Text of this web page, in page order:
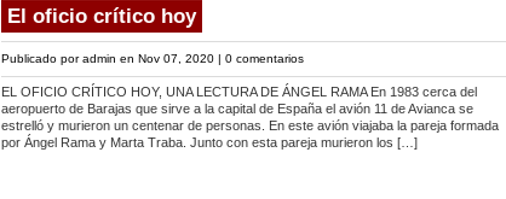
El oficio crítico hoy
Publicado poradmin en Nov 07, 2020 | 0 comentarios
EL OFICIO CRÍTICO HOY, UNA LECTURA DE ÁNGEL RAMA En 1983 cerca del
aeropuerto de Barajas que sirve a la capital de España el avión 11 de Avianca se
estrelló y murieron un centenar de personas. En este avión viajaba la pareja formada
por Ángel Rama y Marta Traba. Junto con esta pareja murieron los […]